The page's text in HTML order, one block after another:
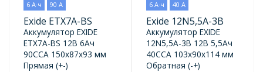
6 А·ч 90 А
Exide ETX7A-BS
Аккумулятор EXIDE
ETX7A-BS 12В 6Ач
90CCA 150x87x93 мм
Прямая (+-)
6 А·ч 40 А
Exide 12N5,5A-3B
Аккумулятор EXIDE
12N5,5A-3B 12В 5,5Ач
40CCA 103x90x114 мм
Обратная (-+)